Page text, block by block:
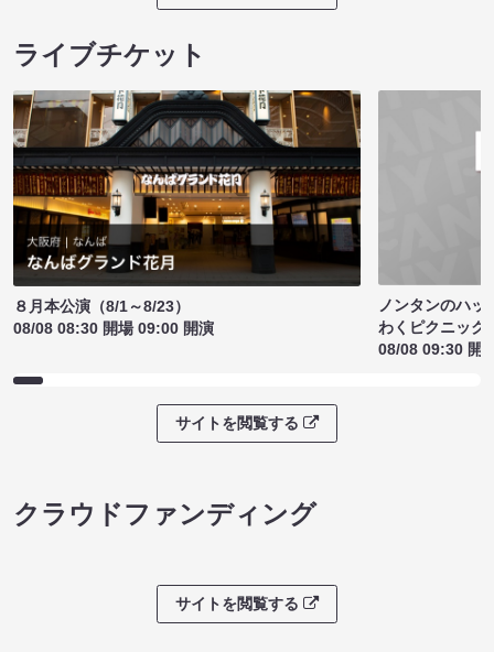
ライブチケット
８月本公演（8/1～8/23）
08/08 08:30 開場 09:00 開演
ノンタンのハッ
わくピクニック
08/08 09:30 開
サイトを閲覧する
クラウドファンディング
サイトを閲覧する